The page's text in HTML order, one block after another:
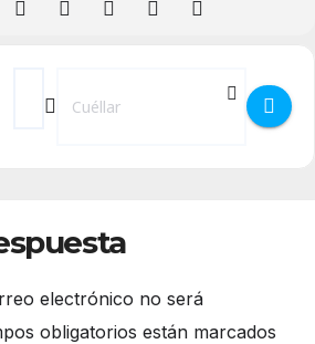
Address - Mes del Voluntariado en
Destination Address - Mes del
electrónico no será
obligatorios están marcados